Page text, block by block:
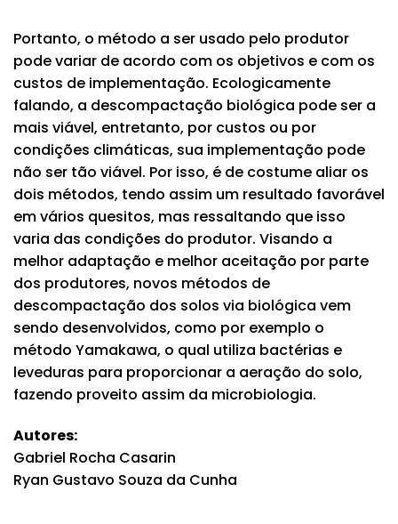
Portanto, o método a ser usado pelo produtor
pode variar de acordo com os objetivos e com os
custos de implementação. Ecologicamente
falando, a descompactação biológica pode ser a
mais viável, entretanto, por custos ou por
condições climáticas, sua implementação pode
não ser tão viável. Por isso, é de costume aliar os
dois métodos, tendo assim um resultado favorável
em vários quesitos, mas ressaltando que isso
varia das condições do produtor. Visando a
melhor adaptação e melhor aceitação por parte
dos produtores, novos métodos de
descompactação dos solos via biológica vem
sendo desenvolvidos, como por exemplo o
método Yamakawa, o qual utiliza bactérias e
leveduras para proporcionar a aeração do solo,
fazendo proveito assim da microbiologia.
Autores:
Gabriel Rocha Casarin
Ryan Gustavo Souza da Cunha